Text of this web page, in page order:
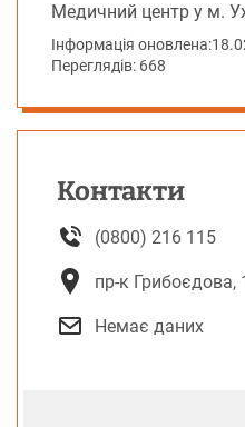
Медичний центр у м.
Інформація оновлена:
Переглядів: 668
Контакти
(0800) 216 115
пр-к Грибоєдова,
Немає даних